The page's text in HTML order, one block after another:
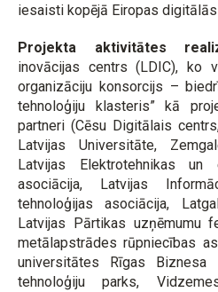
iesaisti kopējā Eiropas
Projekta aktivitātes
inovācijas centrs (LDIC), ko
organizāciju konsorcijs –
tehnoloģiju klasteris” kā
partneri (Cēsu Digitālais
Latvijas Universitāte,
Latvijas Elektrotehnikas un
asociācija, Latvijas
tehnoloģijas asociācija,
Latvijas Pārtikas uzņēmumu
metālapstrādes rūpniecības
universitātes Rīgas
tehnoloģiju parks,